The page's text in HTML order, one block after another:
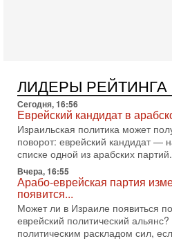
02/08/2026
Президент США Дональд Трамп
подготовленного удара по Ирану
Тегерана и других стран
1-08-2026, 17:50
«Русский голос» Израиля: кто
раз?
Голоса русскоязычных
меняли политический ландшафт
вспомнить взлет партии «Исраэль
31-07-2026, 17:00
Тайны закрытых дверей: о
ЛИДЕРЫ РЕЙТИНГА
Сегодня, 16:56
Еврейский кандидат в
Израильская политика может
поворот: еврейский кандидат —
списке одной из арабских
Вчера, 16:55
Арабо-еврейская партия
появится...
Может ли в Израиле появиться
еврейский политический
политическим раскладом сил,